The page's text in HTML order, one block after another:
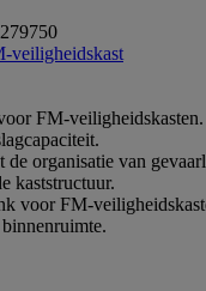
veiligheidskast
FM-veiligheidskasten.
de organisatie van
kaststructuur.
voor FM-